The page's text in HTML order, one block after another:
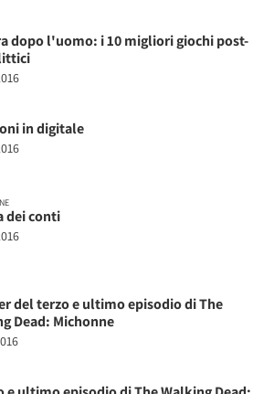
dopo l'uomo: i 10 migliori giochi post-
in digitale
dei conti
del terzo e ultimo episodio di The
Dead: Michonne